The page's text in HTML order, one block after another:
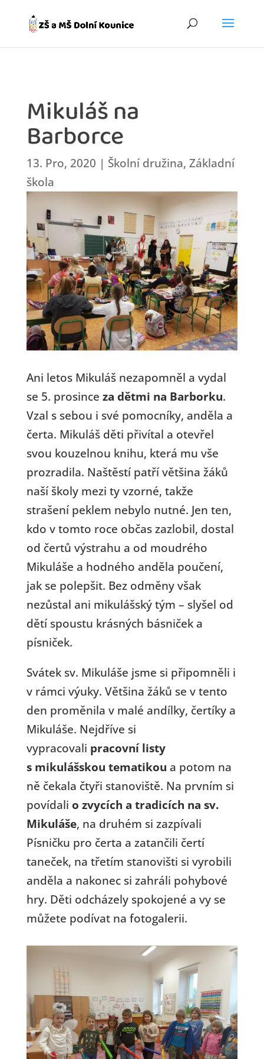
Mikuláš na
Barborce
13. Pro, 2020 | Školní družina, Základní
škola
Ani letos Mikuláš nezapomněl a vydal
se 5. prosince za dětmi na Barborku.
Vzal s sebou i své pomocníky, anděla a
čerta. Mikuláš děti přivítal a otevřel
svou kouzelnou knihu, která mu vše
prozradila. Naštěstí patří většina žáků
naší školy mezi ty vzorné, takže
strašení peklem nebylo nutné. Jen ten,
kdo v tomto roce občas zazlobil, dostal
od čertů výstrahu a od moudrého
Mikuláše a hodného anděla poučení,
jak se polepšit. Bez odměny však
nezůstal ani mikulášský tým – slyšel od
dětí spoustu krásných básniček a
písniček.
Svátek sv. Mikuláše jsme si připomněli i
v rámci výuky. Většina žáků se v tento
den proměnila v malé andílky, čertíky a
Mikuláše. Nejdříve si
vypracovali pracovní listy
s mikulášskou tematikou a potom na
ně čekala čtyři stanoviště. Na prvním si
povídali o zvycích a tradicích na sv.
Mikuláše, na druhém si zazpívali
Písničku pro čerta a zatančili čertí
taneček, na třetím stanovišti si vyrobili
anděla a nakonec si zahráli pohybové
hry. Děti odcházely spokojené a vy se
můžete podívat na fotogalerii.